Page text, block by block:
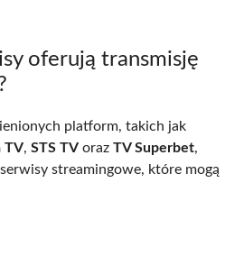
oferują transmisję
platform, takich jak
TV, STS TV oraz TV Superbet,
streamingowe, które mogą